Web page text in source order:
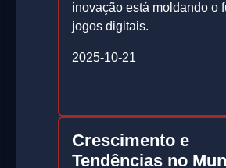
inovação está moldando o
jogos digitais.
2025-10-21
Crescimento e
Tendências no